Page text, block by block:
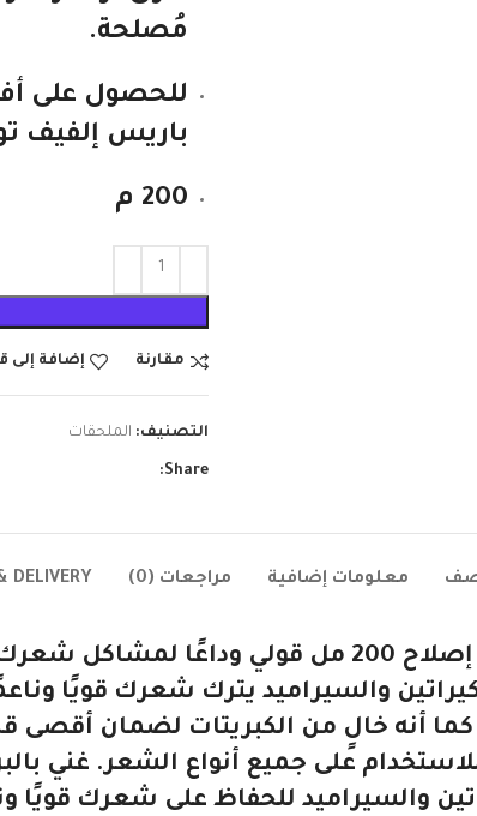
مُصلحة.
للحصول على
باريس إلفيف توتال
200 م
مقارنة إضافة إلى
التصنيف: الملحقات
Share:
معلومات إضافية مراجعات (0) DELIVERY
بالبروكيراتين والسيراميد يترك شعرك
أنه خالٍ من الكبريتات لضمان أقصى
على جميع أنواع الشعر. غني
والسيراميد للحفاظ على شعرك قويًا